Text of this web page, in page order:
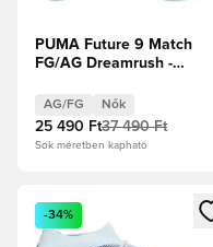
PUMA Future 9 Match
FG/AG Dreamrush -
AG/FG Nők
25 490 Ft37 490 Ft
Sok méretben kapható
Megnyit egy modált a
-34%